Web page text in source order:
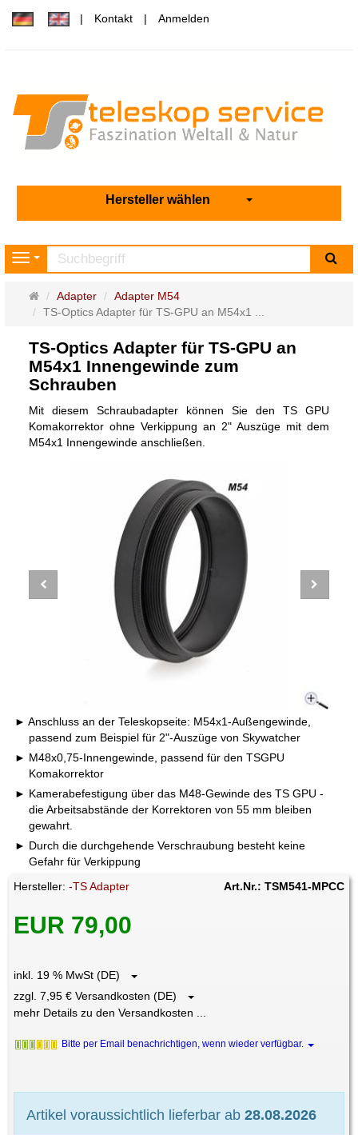
Kontakt Anmelden
Hersteller wählen
Navigation
Startseite
Adapter
Adapter M54
TS-Optics Adapter für TS-GPU an M54x1 ...
TS-Optics Adapter für TS-GPU an
M54x1 Innengewinde zum
Schrauben
Mit diesem Schraubadapter können Sie den TS GPU
Komakorrektor ohne Verkippung an 2" Auszüge mit dem
M54x1 Innengewinde anschließen.
Anschluss an der Teleskopseite: M54x1-Außengewinde,
passend zum Beispiel für 2"-Auszüge von Skywatcher
M48x0,75-Innengewinde, passend für den TSGPU
Komakorrektor
Kamerabefestigung über das M48-Gewinde des TS GPU -
die Arbeitsabstände der Korrektoren von 55 mm bleiben
gewahrt.
Durch die durchgehende Verschraubung besteht keine
Gefahr für Verkippung
Hersteller:-TS Adapter Art.Nr.: TSM541-MPCC
EUR 79,00
inkl. 19 % MwSt (DE)
zzgl. 7,95 € Versandkosten (DE)
mehr Details zu den Versandkosten ...
Bitte per Email benachrichtigen, wenn wieder verfügbar.
Artikel voraussichtlich lieferbar ab28.08.2026